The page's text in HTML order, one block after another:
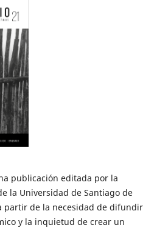
publicación editada por la
la Universidad de Santiago de
partir de la necesidad de difundir
y la inquietud de crear un